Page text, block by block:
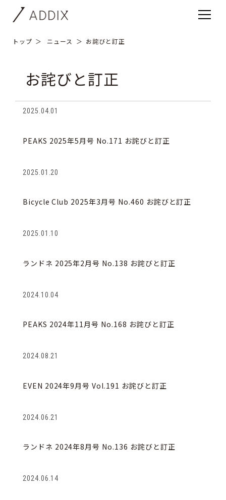
トップ ニュース お詫びと訂正
お詫びと訂正
2025.04.01
PEAKS 2025年5月号 No.171 お詫びと訂正
2025.01.20
Bicycle Club 2025年3月号 No.460 お詫びと訂正
2025.01.10
ランドネ 2025年2月号 No.138 お詫びと訂正
2024.10.04
PEAKS 2024年11月号 No.168 お詫びと訂正
2024.08.21
EVEN 2024年9月号 Vol.191 お詫びと訂正
2024.06.21
ランドネ 2024年8月号 No.136 お詫びと訂正
2024.06.14